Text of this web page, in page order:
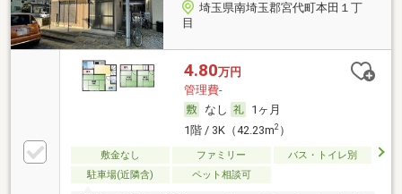
埼玉県南埼玉郡宮代町本田１丁
目
4.80万円
管理費-
なし
1ヶ月
1階 / 3K（42.23m2）
敷金なし ファミリー
バス・トイレ別
駐車場(近隣含)
ペット相談可